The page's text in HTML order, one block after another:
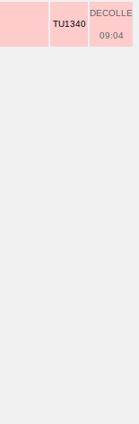
TU1340
DECOLLE
09:04